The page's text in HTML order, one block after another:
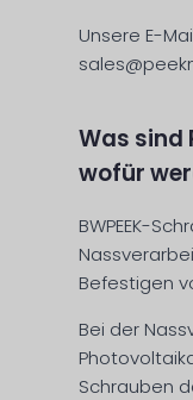
Unsere E-
Was sind
wofür
BWPEEK-
Befestigen
Bei der
Schrauben